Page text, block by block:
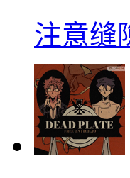
注意缝